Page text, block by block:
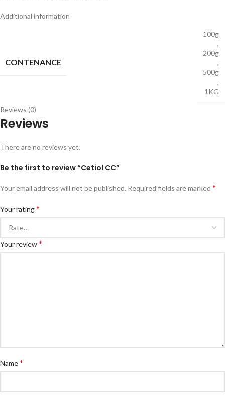
Additional information
CONTENANCE
100g
,
200g
,
500g
,
1KG
Reviews (0)
Reviews
There are no reviews yet.
Be the first to review “Cetiol CC”
Your email address will not be published. Required fields are marked *
Your rating*
Your review*
Name*